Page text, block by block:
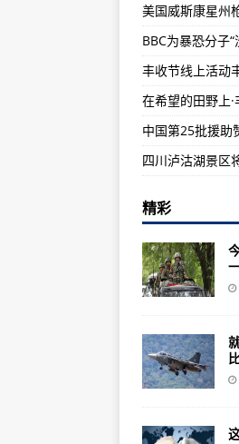
美国威斯康星州
BBC为暴恐分子
丰收节线上活动
四川泸沽湖景区
精彩